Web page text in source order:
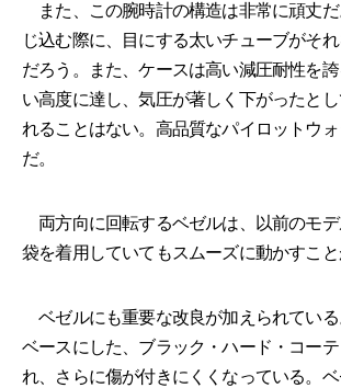
また、この腕時計の構造は非常に頑丈
じ込む際に、目にする太いチューブがそ
だろう。また、ケースは高い減圧耐性を
い高度に達し、気圧が著しく下がったと
れることはない。高品質なパイロットウ
だ。
両方向に回転するベゼルは、以前のモ
袋を着用していてもスムーズに動かすこと
ベゼルにも重要な改良が加えられてい
ベースにした、ブラック・ハード・コー
れ、さらに傷が付きにくくなっている。